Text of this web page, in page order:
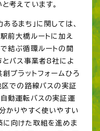
考えています。
るまち」に関しては、
前大橋ルートに加え
結ぶ循環ルートの開
とバス事業者8社によ
プラットフォームひろ
区での路線バスの実証
動運転バスの実証運
かりやすく使いやすい
向けた取組を進めま